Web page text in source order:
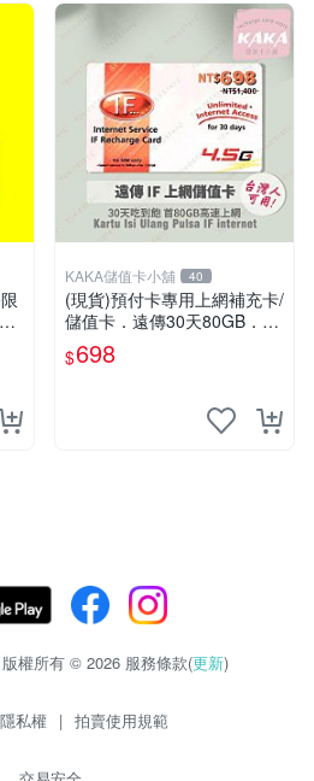
KAKA儲值卡小舖 40
(現貨)預付卡專用上網補充卡/
儲值卡．遠傳30天80GB．上
網吃到飽．IF698．遠傳台灣
人可儲 [KAKA儲值卡小舖]
$698
權所有 © 2026 服務條款(更新)
隱私權 | 拍賣使用規範